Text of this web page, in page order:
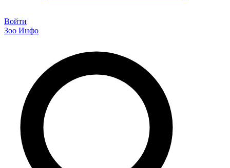
Войти
Зоо Инфо